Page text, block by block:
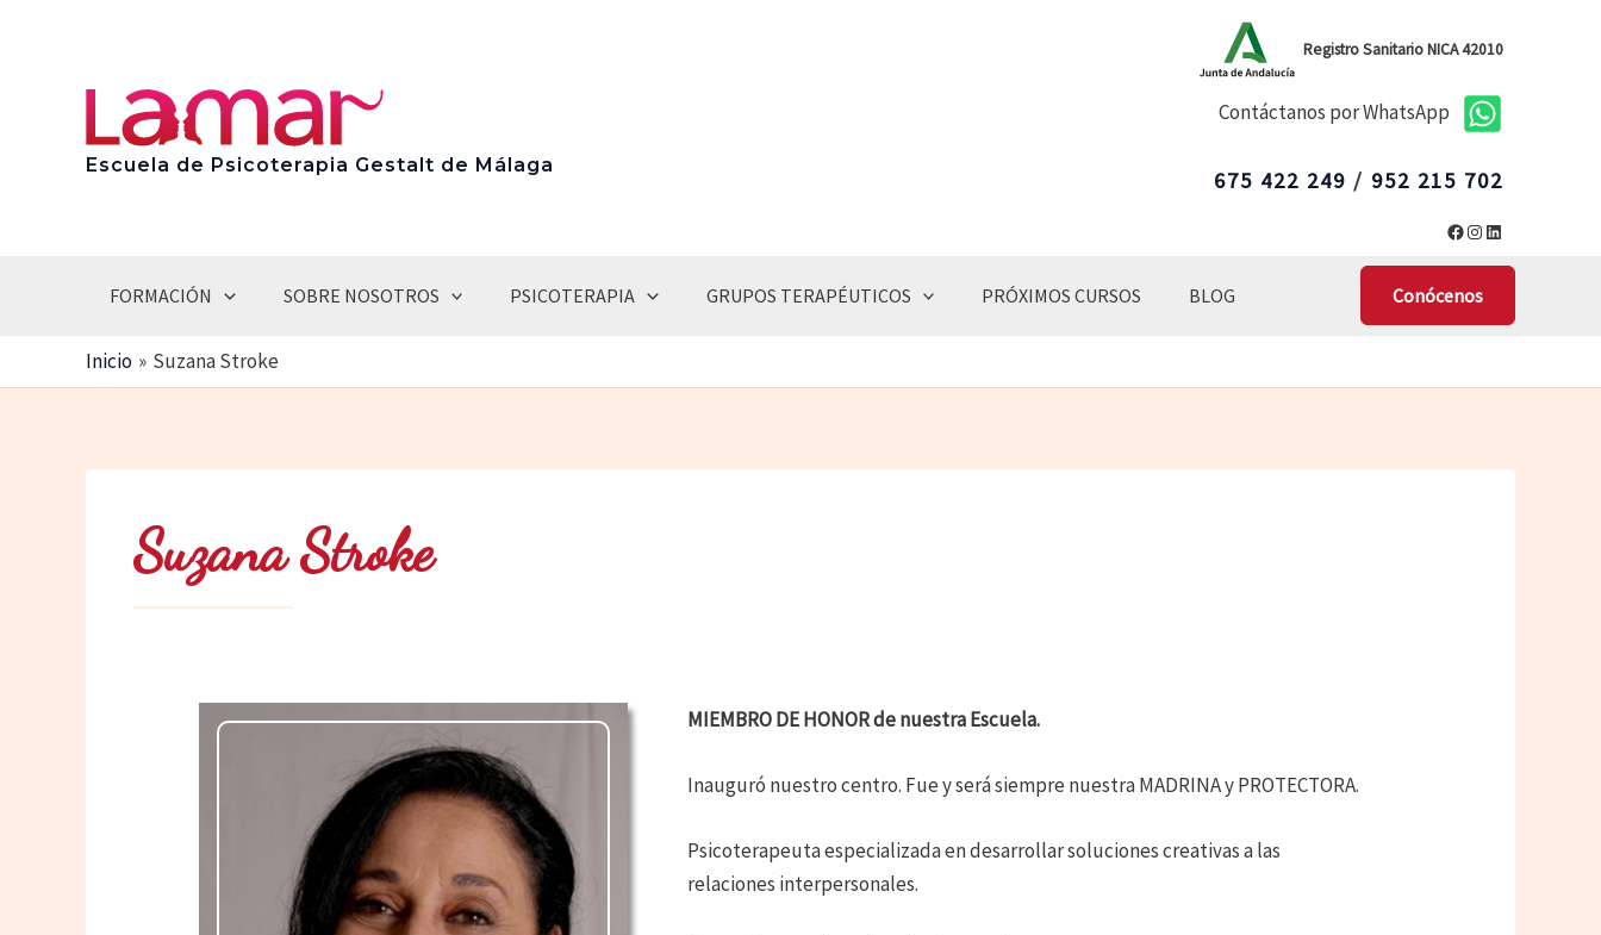
Escuela de Psicoterapia Gestalt de Málaga
Registro Sanitario NICA 42010
Contáctanos por WhatsApp
675 422 249 / 952 215 702
Facebook
Instagram
LinkedIn
FORMACIÓN SOBRE NOSOTROS PSICOTERAPIA GRUPOS TERAPÉUTICOS PRÓXIMOS CURSOS BLOG Conócenos
Inicio Suzana Stroke
Suzana Stroke
MIEMBRO DE HONOR de nuestra Escuela.
Inauguró nuestro centro. Fue y será siempre nuestra MADRINA y PROTECTORA.
Psicoterapeuta especializada en desarrollar soluciones creativas a las
relaciones interpersonales.